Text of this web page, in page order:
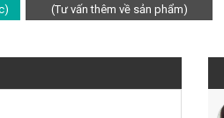
(Tư vấn thêm về sản phẩm)